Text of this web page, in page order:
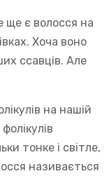
ще є волосся на
Хоча воно
ссавців. Але
на нашій
тонке і світле,
називається